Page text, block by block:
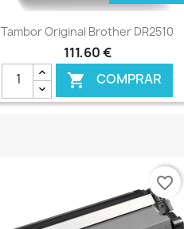
Ver+
Tambor Original Brother DR2510
111,60 €
 COMPRAR
favorite_border